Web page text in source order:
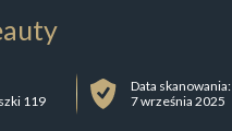
119
Data skanowania:
7 września 2025